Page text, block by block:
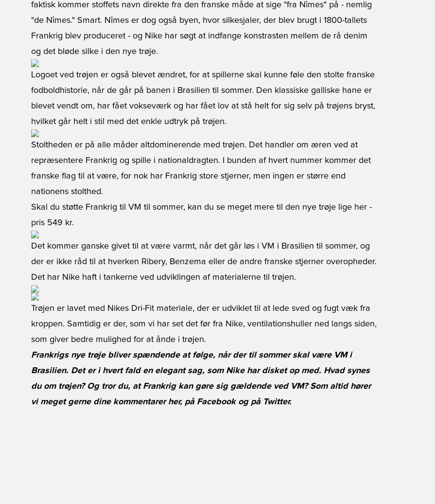
faktisk kommer stoffets navn direkte fra den franske måde at sige "fra Nîmes" på - nemlig
"de Nîmes." Smart. Nîmes er dog også byen, hvor silkesjaler, der blev brugt i 1800-tallets
Frankrig blev produceret - og Nike har søgt at indfange konstrasten mellem de rå denim
og det bløde silke i den nye trøje.
Logoet ved trøjen er også blevet ændret, for at spillerne skal kunne føle den stolte franske
fodboldhistorie, når de går på banen i Brasilien til sommer. Den klassiske galliske hane er
blevet vendt om, har fået vokseværk og har fået lov at stå helt for sig selv på trøjens bryst,
hvilket går helt i stil med det enkle udtryk på trøjen.
Stoltheden er på alle måder altdominerende med trøjen. Det handler om æren ved at
repræsentere Frankrig og spille i nationaldragten. I bunden af hvert nummer kommer det
franske flag til at være, for nok har Frankrig store stjerner, men ingen er større end
nationens stolthed.
Skal du støtte Frankrig til VM til sommer, kan du se meget mere til den nye trøje lige her -
pris 549 kr.
Det kommer ganske givet til at være varmt, når det går løs i VM i Brasilien til sommer, og
der er ikke råd til at hverken Ribery, Benzema eller de andre franske stjerner overopheder.
Det har Nike haft i tankerne ved udviklingen af materialerne til trøjen.
Trøjen er lavet med Nikes Dri-Fit materiale, der er udviklet til at lede sved og fugt væk fra
kroppen. Samtidig er der, som vi har set det før fra Nike, ventilationshuller ned langs siden,
som giver bedre mulighed for at ånde i trøjen.
Frankrigs nye trøje bliver spændende at følge, når der til sommer skal være VM i
Brasilien. Det er i hvert fald en elegant sag, som Nike har disket op med. Hvad synes
du om trøjen? Og tror du, at Frankrig kan gøre sig gældende ved VM? Som altid hører
vi meget gerne dine kommentarer her, på Facebookog på Twitter.